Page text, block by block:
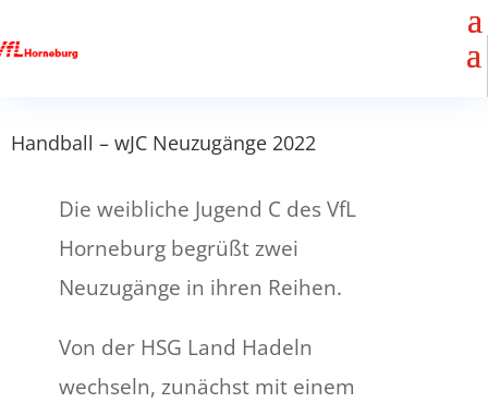
Handball – wJC Neuzugänge 2022
Die weibliche Jugend C des VfL
Horneburg begrüßt zwei
Neuzugänge in ihren Reihen.
Von der HSG Land Hadeln
wechseln, zunächst mit einem